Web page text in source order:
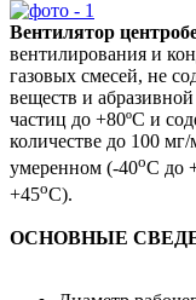
Вентилятор
вентилирования и
газовых смесей, не
веществ и
частиц до +80ºС и
количестве до 100
умеренном (-40оС до
+45оС).
ОСНОВНЫЕ